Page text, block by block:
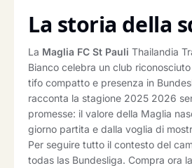
La storia della
La Maglia FC St Pauli Thailandia
Bianco celebra un club
tifo compatto e presenza in
racconta la stagione 2025 2026
promesse: il valore della Maglia
giorno partita e dalla voglia di
Per seguire tutto il contesto del
todas las Bundesliga. Compra ora